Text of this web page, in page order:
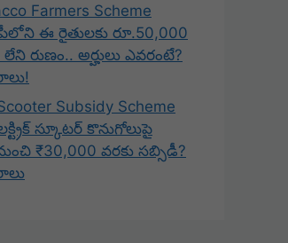
Farmers Scheme
ఈ రైతులకు రూ.50,000
లేని రుణం.. అర్హులు ఎవరంటే?
Subsidy Scheme
స్కూటర్ కొనుగోలుపై
₹30,000 వరకు సబ్సిడీ?